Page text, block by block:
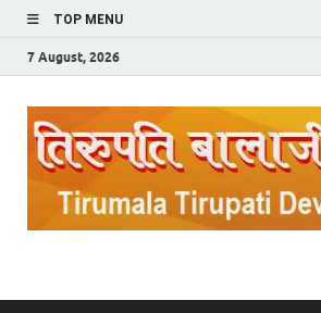
TOP MENU
7 August, 2026
Tirupati